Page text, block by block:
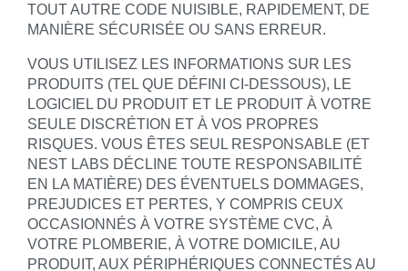
TOUT AUTRE CODE NUISIBLE, RAPIDEMENT, DE
MANIÈRE SÉCURISÉE OU SANS ERREUR.
VOUS UTILISEZ LES INFORMATIONS SUR LES
PRODUITS (TEL QUE DÉFINI CI-DESSOUS), LE
LOGICIEL DU PRODUIT ET LE PRODUIT À VOTRE
SEULE DISCRÉTION ET À VOS PROPRES
RISQUES. VOUS ÊTES SEUL RESPONSABLE (ET
NEST LABS DÉCLINE TOUTE RESPONSABILITÉ
EN LA MATIÈRE) DES ÉVENTUELS DOMMAGES,
PREJUDICES ET PERTES, Y COMPRIS CEUX
OCCASIONNÉS À VOTRE SYSTÈME CVC, À
VOTRE PLOMBERIE, À VOTRE DOMICILE, AU
PRODUIT, AUX PÉRIPHÉRIQUES CONNECTÉS AU